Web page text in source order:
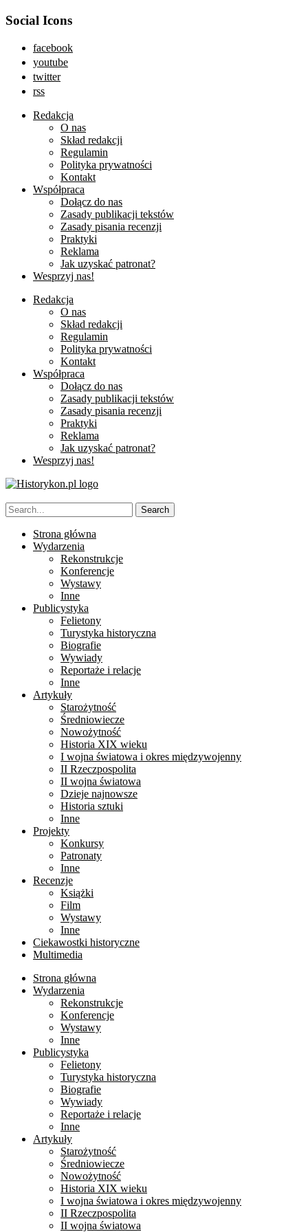
Social Icons
facebook
youtube
twitter
rss
Redakcja
O nas
Skład redakcji
Regulamin
Polityka prywatności
Kontakt
Współpraca
Dołącz do nas
Zasady publikacji tekstów
Zasady pisania recenzji
Praktyki
Reklama
Jak uzyskać patronat?
Wesprzyj nas!
Redakcja
O nas
Skład redakcji
Regulamin
Polityka prywatności
Kontakt
Współpraca
Dołącz do nas
Zasady publikacji tekstów
Zasady pisania recenzji
Praktyki
Reklama
Jak uzyskać patronat?
Wesprzyj nas!
Strona główna
Wydarzenia
Rekonstrukcje
Konferencje
Wystawy
Inne
Publicystyka
Felietony
Turystyka historyczna
Biografie
Wywiady
Reportaże i relacje
Inne
Artykuły
Starożytność
Średniowiecze
Nowożytność
Historia XIX wieku
I wojna światowa i okres międzywojenny
II Rzeczpospolita
II wojna światowa
Dzieje najnowsze
Historia sztuki
Inne
Projekty
Konkursy
Patronaty
Inne
Recenzje
Książki
Film
Wystawy
Inne
Ciekawostki historyczne
Multimedia
Strona główna
Wydarzenia
Rekonstrukcje
Konferencje
Wystawy
Inne
Publicystyka
Felietony
Turystyka historyczna
Biografie
Wywiady
Reportaże i relacje
Inne
Artykuły
Starożytność
Średniowiecze
Nowożytność
Historia XIX wieku
I wojna światowa i okres międzywojenny
II Rzeczpospolita
II wojna światowa